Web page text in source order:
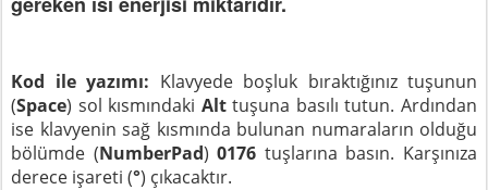
Kod ile yazımı: Klavyede boşluk bıraktığınız tuşunun
(Space) sol kısmındaki Alttuşuna basılı tutun. Ardından
ise klavyenin sağ kısmında bulunan numaraların olduğu
bölümde (NumberPad)0176 tuşlarına basın. Karşınıza
derece işareti (°) çıkacaktır.